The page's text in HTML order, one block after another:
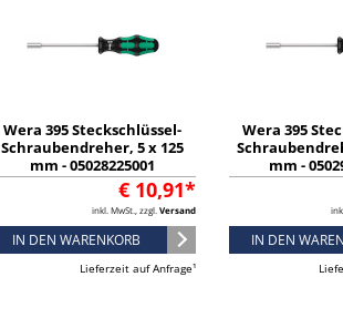
Wera 395 Steckschlüssel-
Schraubendreher, 5 x 125
mm - 05028225001
€ 10,91*
inkl. MwSt., zzgl. Versand
IN DEN WARENKORB
Lieferzeit auf Anfrage¹
Wera 395
mm -
IN DEN